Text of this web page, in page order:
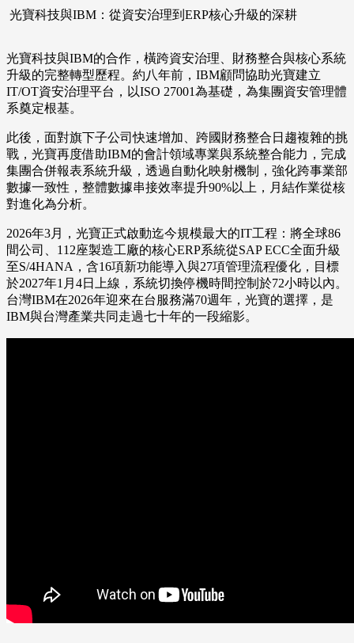
光寶科技與IBM：從資安治理到ERP核心升級的深耕
光寶科技與IBM的合作，橫跨資安治理、財務整合與核心系統
升級的完整轉型歷程。約八年前，IBM顧問協助光寶建立
IT/OT資安治理平台，以ISO 27001為基礎，為集團資安管理體
系奠定根基。
此後，面對旗下子公司快速增加、跨國財務整合日趨複雜的挑
戰，光寶再度借助IBM的會計領域專業與系統整合能力，完成
集團合併報表系統升級，透過自動化映射機制，強化跨事業部
數據一致性，整體數據串接效率提升90%以上，月結作業從核
對進化為分析。
2026年3月，光寶正式啟動迄今規模最大的IT工程：將全球86
間公司、112座製造工廠的核心ERP系統從SAP ECC全面升級
至S/4HANA，含16項新功能導入與27項管理流程優化，目標
於2027年1月4日上線，系統切換停機時間控制於72小時以內。
台灣IBM在2026年迎來在台服務滿70週年，光寶的選擇，是
IBM與台灣產業共同走過七十年的一段縮影。